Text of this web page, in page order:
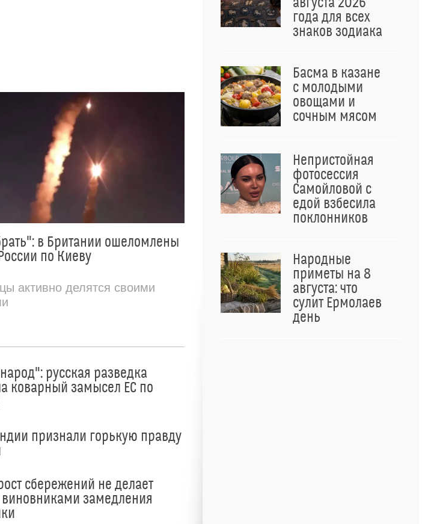
в Британии ошеломлены
по Киеву
активно делятся своими
русская разведка
коварный замысел ЕС по
признали горькую правду
сбережений не делает
замедления
года для всех
знаков зодиака
Басма в казане
с молодыми
овощами и
сочным мясом
Непристойная
фотосессия
Самойловой с
едой взбесила
поклонников
Народные
приметы на 8
августа: что
сулит Ермолаев
день